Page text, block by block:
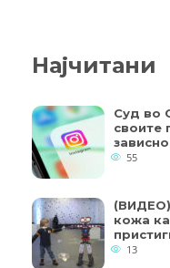
Најчитани
Суд во
своите
55
(ВИДЕО)
кожа
13